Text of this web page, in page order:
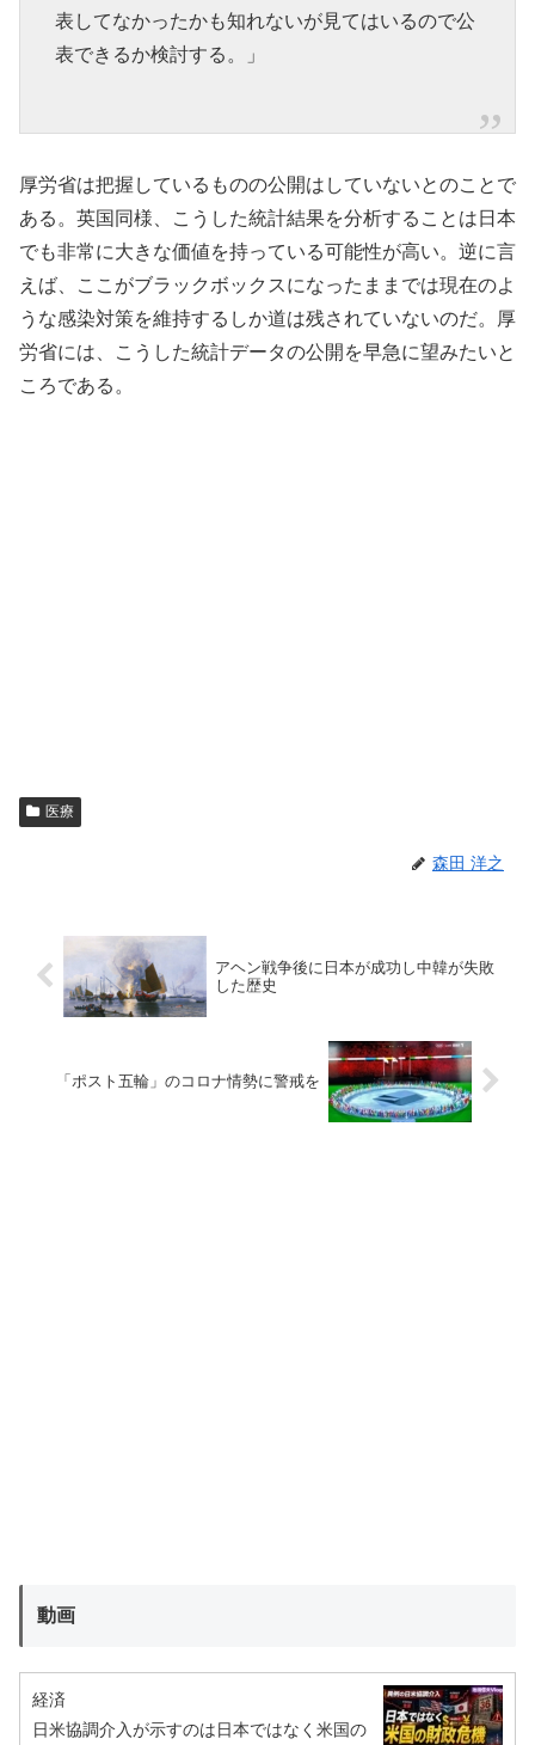
表してなかったかも知れないが見てはいるので公
表できるか検討する。」
厚労省は把握しているものの公開はしていないとのことで
ある。英国同様、こうした統計結果を分析することは日本
でも非常に大きな価値を持っている可能性が高い。逆に言
えば、ここがブラックボックスになったままでは現在のよ
うな感染対策を維持するしか道は残されていないのだ。厚
労省には、こうした統計データの公開を早急に望みたいと
ころである。
医療
森田 洋之
アヘン戦争後に日本が成功し中韓が失敗
した歴史
「ポスト五輪」のコロナ情勢に警戒を
動画
経済
日米協調介入が示すのは日本ではなく米国の